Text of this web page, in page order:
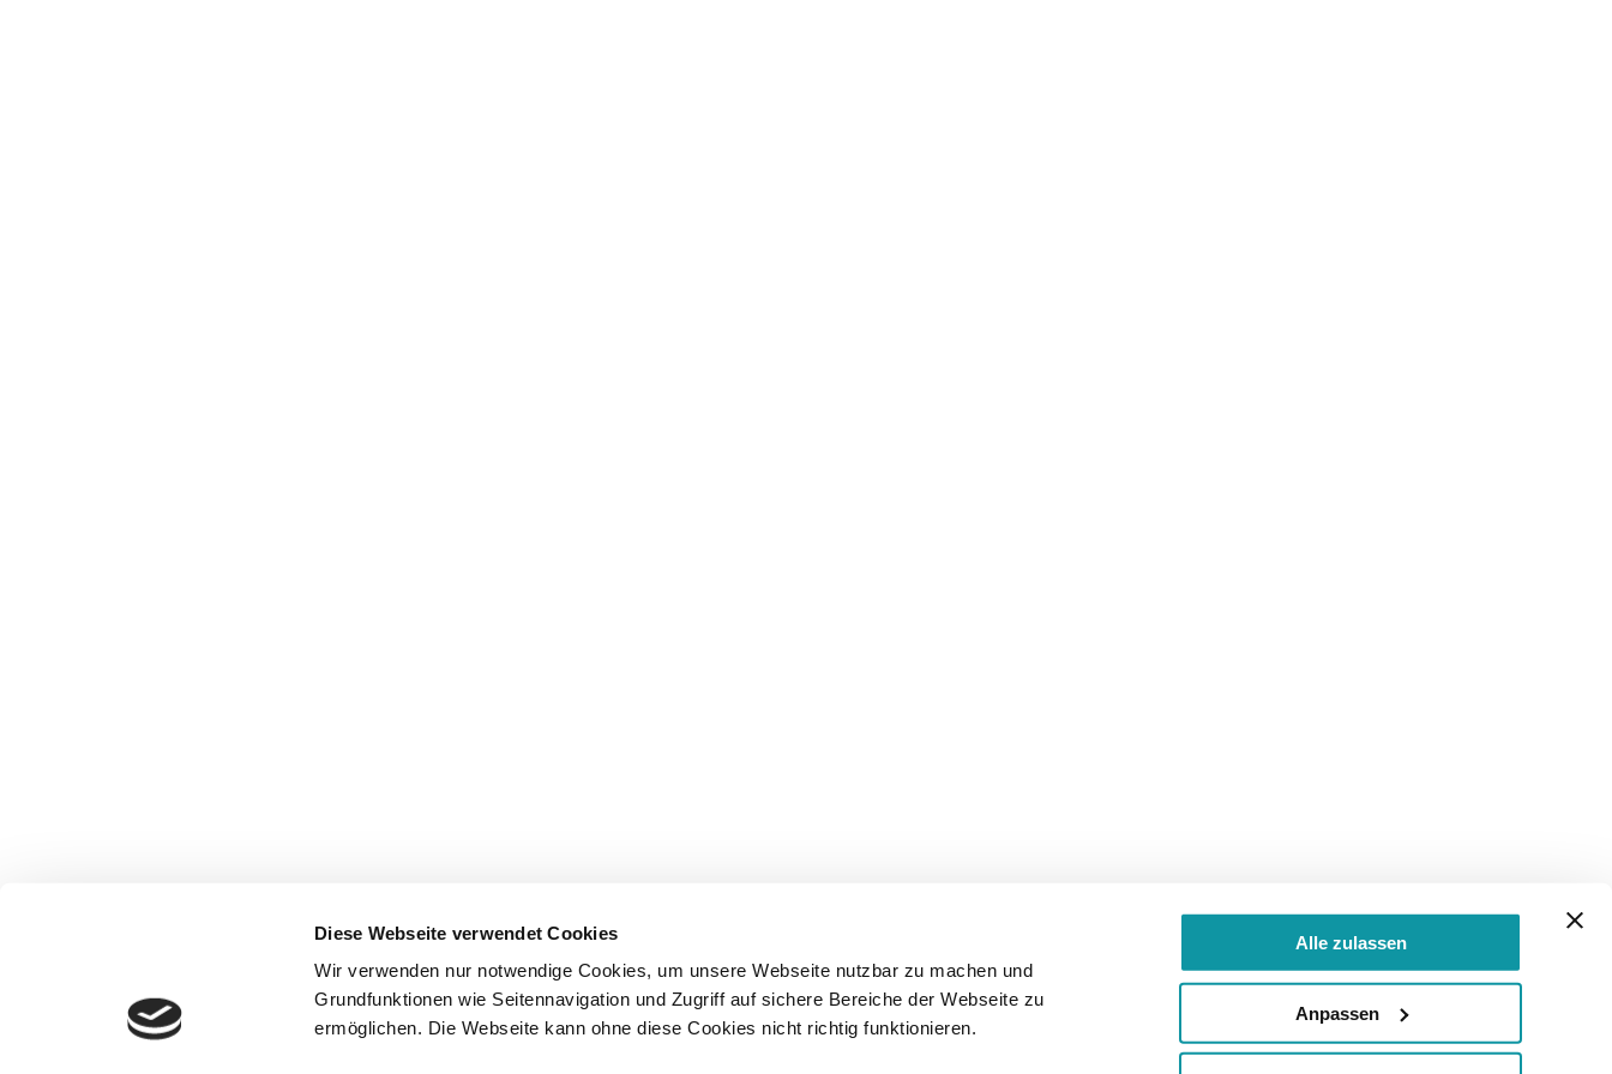
Diese Webseite verwendet Cookies
Wir verwenden nur notwendige Cookies, um unsere Webseite nutzbar zu machen und
Grundfunktionen wie Seitennavigation und Zugriff auf sichere Bereiche der Webseite zu
ermöglichen. Die Webseite kann ohne diese Cookies nicht richtig funktionieren.
Alle zulassen
Anpassen